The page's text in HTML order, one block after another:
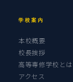
学校案内
本校概要
校長挨拶
高等専修学校とは
アクセス